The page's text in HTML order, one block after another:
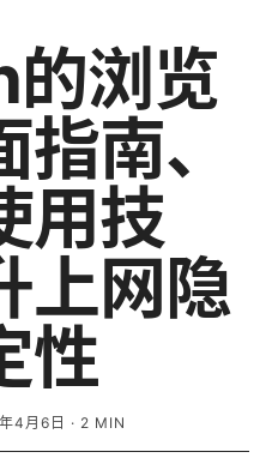
浏览
南、
用技
上网隐
性
4月6日 · 2 MIN